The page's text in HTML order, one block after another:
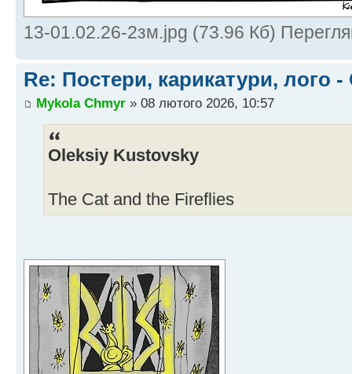
13-01.02.26-2зм.jpg (73.96 Кб)
Re: Постери, карикатури, лого
Mykola Chmyr » 08 лютого 2026, 10:57
Oleksiy Kustovsky
The Cat and the Fireflies